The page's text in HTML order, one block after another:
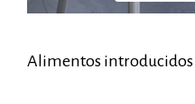
Alimentos introducidos